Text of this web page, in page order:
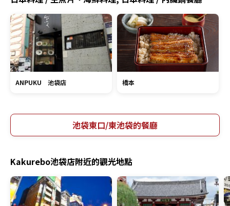
ANPUKU 池袋店 橋本
池袋東口/東池袋的餐廳
Kakurebo池袋店附近的觀光地點